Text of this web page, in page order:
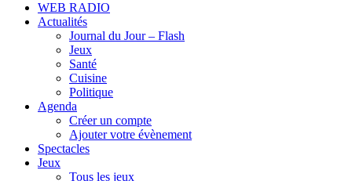
WEB RADIO
Actualités
Journal du Jour – Flash
Jeux
Santé
Cuisine
Politique
Agenda
Créer un compte
Ajouter votre évènement
Spectacles
Jeux
Tous les jeux